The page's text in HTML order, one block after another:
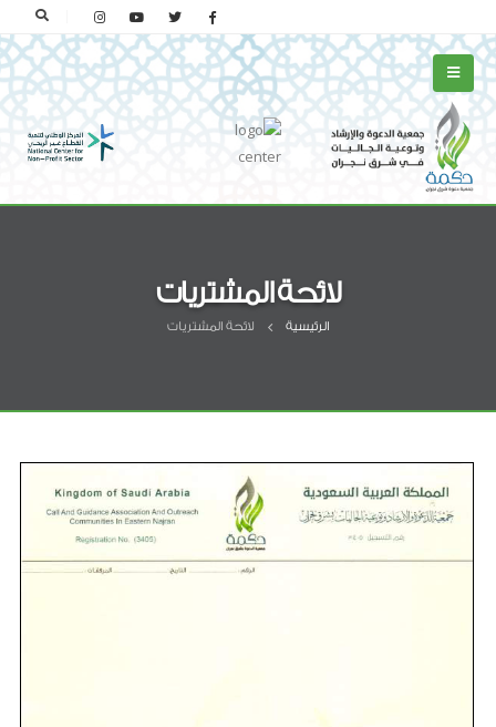
لائحة المشتريات
الرئيسية لائحة المشتريات